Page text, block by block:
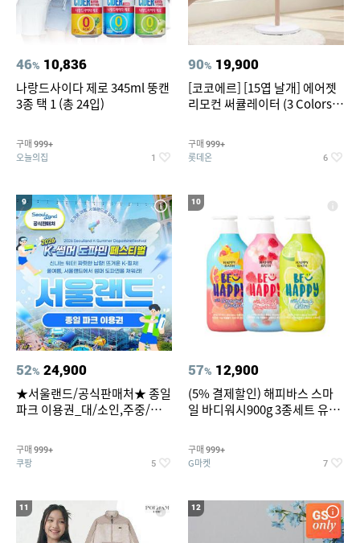
46% 10,836
나랑드사이다 제로 345ml 뚱캔
3종 택 1 (총 24입)
구매 999+
오늘의집 1
90% 19,900
[코코에르] [15엽 날개] 에어젯
리모컨 써큘레이터 (3 Colors
구매 999+
롯데온 6
9
52% 24,900
★서울랜드/공식판매처★ 종일
파크 이용권_대/소인,주중/주
구매 999+
쿠팡 5
10
57% 12,900
(5% 결제할인) 해피바스 스마
일 바디워시900g 3종세트 유
구매 999+
G마켓 7
11 12